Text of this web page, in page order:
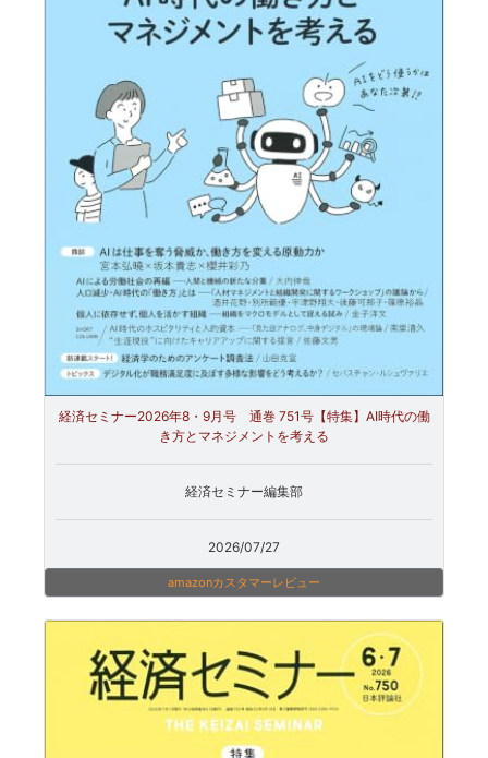
経済セミナー2026年8・9月号 通巻 751号【特集】AI時代の働
き方とマネジメントを考える
経済セミナー編集部
2026/07/27
amazonカスタマーレビュー